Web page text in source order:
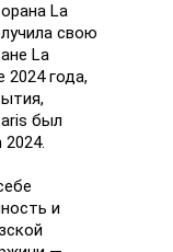
La
свою
La
2024 года,
был
и